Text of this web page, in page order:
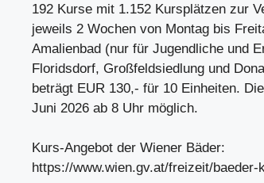
192 Kurse mit 1.152 Kursplätzen zur
jeweils 2 Wochen von Montag bis
Amalienbad (nur für Jugendliche und
Floridsdorf, Großfeldsiedlung und
beträgt EUR 130,- für 10 Einheiten.
Juni 2026 ab 8 Uhr möglich.
Kurs-Angebot der Wiener Bäder:
https://www.wien.gv.at/freizeit/baeder-